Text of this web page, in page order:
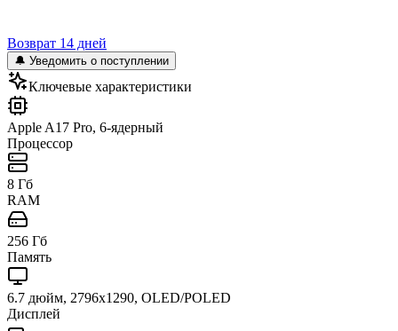
Возврат 14 дней
🔔 Уведомить о поступлении
Ключевые характеристики
Apple A17 Pro, 6-ядерный
Процессор
8 Гб
RAM
256 Гб
Память
6.7 дюйм, 2796x1290, OLED/POLED
Дисплей